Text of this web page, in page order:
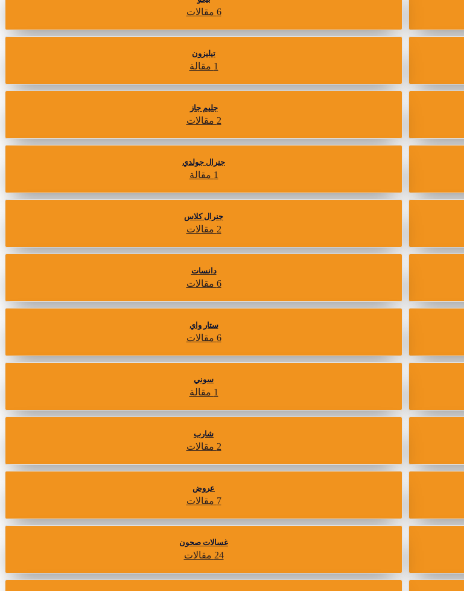
6 مقالات
تيليزون
1 مقالة
جليم جاز
2 مقالات
جنرال جولدي
1 مقالة
جنرال كلاس
2 مقالات
دانسات
6 مقالات
ستار واي
6 مقالات
سوني
1 مقالة
شارب
2 مقالات
عروض
7 مقالات
غسالات صحون
24 مقالات